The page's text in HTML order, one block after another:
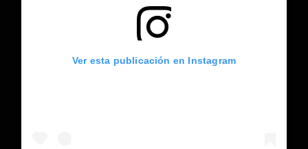
Ver esta publicación en Instagram